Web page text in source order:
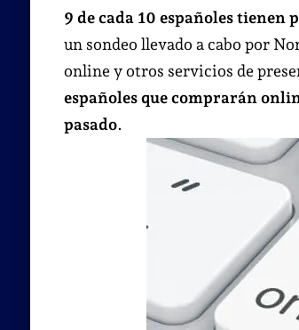
9 de cada 10 españoles
un sondeo llevado a cabo por
online y otros servicios de
españoles que comprarán
pasado.